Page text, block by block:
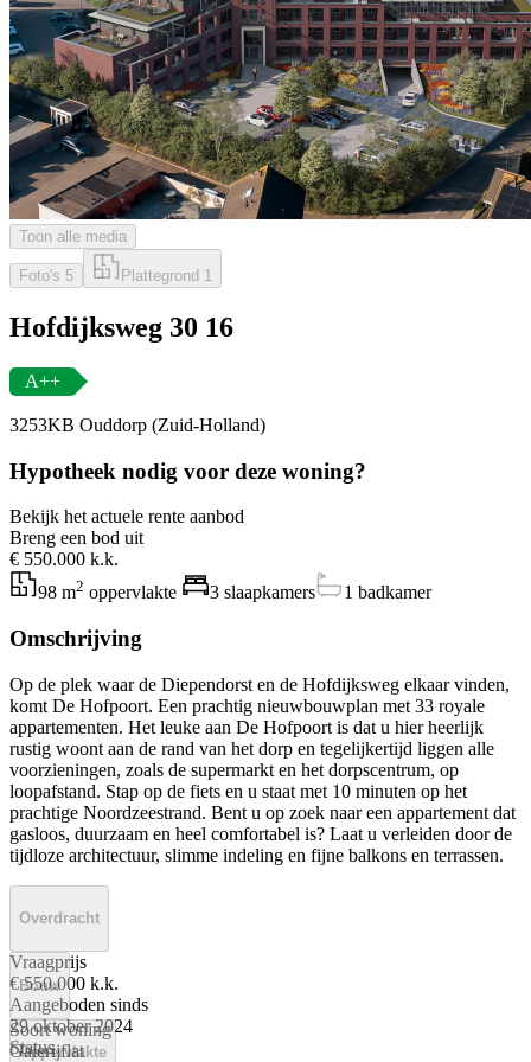
Toon alle media
Foto's 5 Plattegrond 1
Hofdijksweg 30 16
A++
3253KB Ouddorp (Zuid-Holland)
Hypotheek nodig voor deze woning?
Bekijk het actuele rente aanbod
Breng een bod uit
€ 550.000 k.k.
98 m2 oppervlakte 3 slaapkamers 1 badkamer
Omschrijving
Op de plek waar de Diependorst en de Hofdijksweg elkaar vinden,
komt De Hofpoort. Een prachtig nieuwbouwplan met 33 royale
appartementen. Het leuke aan De Hofpoort is dat u hier heerlijk
rustig woont aan de rand van het dorp en tegelijkertijd liggen alle
voorzieningen, zoals de supermarkt en het dorpscentrum, op
loopafstand. Stap op de fiets en u staat met 10 minuten op het
prachtige Noordzeestrand. Bent u op zoek naar een appartement dat
gasloos, duurzaam en heel comfortabel is? Laat u verleiden door de
tijdloze architectuur, slimme indeling en fijne balkons en terrassen.
Overdracht
Vraagprijs
€ 550.000 k.k.
Aangeboden sinds
29 oktober 2024
Status
Bouw
Soort woning
Galerijflat
Oppervlakte